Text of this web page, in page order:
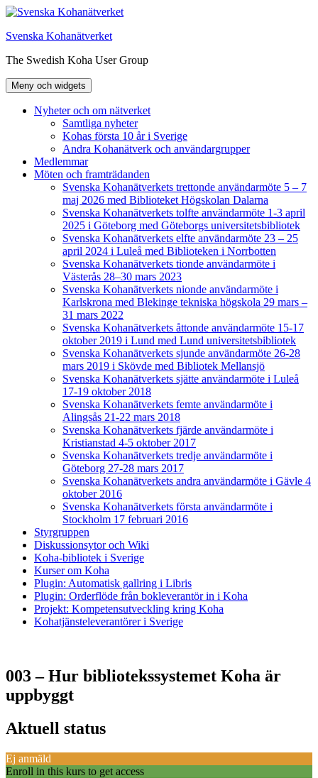
Hoppa
innehåll
Svenska Kohanätverket
The Swedish Koha User Group
Meny och widgets
Nyheter och om nätverket
Samtliga nyheter
Kohas första 10 år i Sverige
Andra Kohanätverk och användargrupper
Medlemmar
Möten och framträdanden
Svenska Kohanätverkets trettonde användarmöte 5 – 7
maj 2026 med Biblioteket Högskolan Dalarna
Svenska Kohanätverkets tolfte användarmöte 1-3 april
2025 i Göteborg med Göteborgs universitetsbibliotek
Svenska Kohanätverkets elfte användarmöte 23 – 25
april 2024 i Luleå med Biblioteken i Norrbotten
Svenska Kohanätverkets tionde användarmöte i
Västerås 28–30 mars 2023
Svenska Kohanätverkets nionde användarmöte i
Karlskrona med Blekinge tekniska högskola 29 mars –
31 mars 2022
Svenska Kohanätverkets åttonde användarmöte 15-17
oktober 2019 i Lund med Lund universitetsbibliotek
Svenska Kohanätverkets sjunde användarmöte 26-28
mars 2019 i Skövde med Bibliotek Mellansjö
Svenska Kohanätverkets sjätte användarmöte i Luleå
17-19 oktober 2018
Svenska Kohanätverkets femte användarmöte i
Alingsås 21-22 mars 2018
Svenska Kohanätverkets fjärde användarmöte i
Kristianstad 4-5 oktober 2017
Svenska Kohanätverkets tredje användarmöte i
Göteborg 27-28 mars 2017
Svenska Kohanätverkets andra användarmöte i Gävle 4
oktober 2016
Svenska Kohanätverkets första användarmöte i
Stockholm 17 februari 2016
Styrgruppen
Diskussionsytor och Wiki
Koha-bibliotek i Sverige
Kurser om Koha
Plugin: Automatisk gallring i Libris
Plugin: Orderflöde från bokleverantör in i Koha
Projekt: Kompetensutveckling kring Koha
Kohatjänsteleverantörer i Sverige
003 – Hur bibliotekssystemet Koha är
uppbyggt
Aktuell status
Ej anmäld
Enroll in this kurs to get access